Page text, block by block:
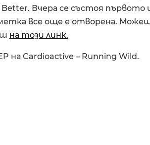
Better. Вчера се състоя
все още е отворена.
на този линк.
на Cardioactive – Running Wild.